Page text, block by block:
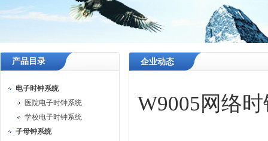
产品目录
电子时钟系统
医院电子时钟系统
学校电子时钟系统
子母钟系统
企业动态
W9005网络